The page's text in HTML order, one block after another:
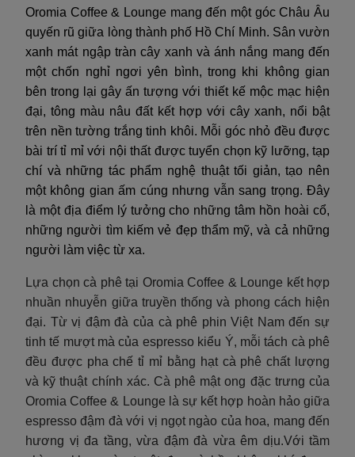
Oromia Coffee & Lounge mang đến một góc Châu Âu
quyến rũ giữa lòng thành phố Hồ Chí Minh. Sân vườn
xanh mát ngập tràn cây xanh và ánh nắng mang đến
một chốn nghỉ ngơi yên bình, trong khi không gian
bên trong lại gây ấn tượng với thiết kế mộc mạc hiện
đại, tông màu nâu đất kết hợp với cây xanh, nổi bật
trên nền tường trắng tinh khôi. Mỗi góc nhỏ đều được
bài trí tỉ mỉ với nội thất được tuyển chọn kỹ lưỡng, tạp
chí và những tác phẩm nghệ thuật tối giản, tạo nên
một không gian ấm cúng nhưng vẫn sang trọng. Đây
là một địa điểm lý tưởng cho những tâm hồn hoài cổ,
những người tìm kiếm vẻ đẹp thẩm mỹ, và cả những
người làm việc từ xa.
Lựa chọn cà phê tại Oromia Coffee & Lounge kết hợp
nhuần nhuyễn giữa truyền thống và phong cách hiện
đại. Từ vị đậm đà của cà phê phin Việt Nam đến sự
tinh tế mượt mà của espresso kiểu Ý, mỗi tách cà phê
đều được pha chế tỉ mỉ bằng hạt cà phê chất lượng
và kỹ thuật chính xác. Cà phê mật ong đặc trưng của
Oromia Coffee & Lounge là sự kết hợp hoàn hảo giữa
espresso đậm đà với vị ngọt ngào của hoa, mang đến
hương vị đa tầng, vừa đậm đà vừa êm dịu.Với tầm